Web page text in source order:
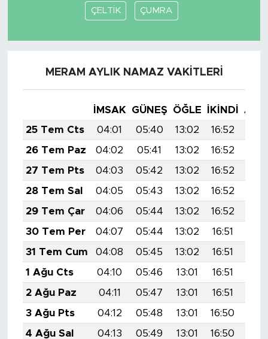
ÇELTİK ÇUMRA
MERAM AYLIK NAMAZ VAKITLERI
İMSAK GÜNEŞ ÖĞLE İKINDI
25 Tem Cts
04:01 05:40 13:02 16:52
26 Tem Paz
04:02 05:41 13:02 16:52
27 Tem Pts
04:03 05:42 13:02 16:52
28 Tem Sal
04:05 05:43 13:02 16:52
29 Tem Çar
04:06 05:44 13:02 16:52
30 Tem Per
04:07 05:44 13:02 16:51
31 Tem Cum
04:08 05:45 13:02 16:51
1 Ağu Cts
04:10 05:46 13:01 16:51
2 Ağu Paz
04:11 05:47 13:01 16:51
3 Ağu Pts
04:12 05:48 13:01 16:50
4 Ağu Sal
04:13 05:49 13:01 16:50
FOTO GALERİ
SOSYAL MEDYA